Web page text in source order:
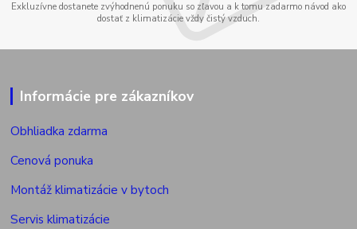
Exkluzívne dostanete zvýhodnenú ponuku so zľavou a k tomu zadarmo návod ako
dostať z klimatizácie vždy čistý vzduch.
Informácie pre zákazníkov
Obhliadka zdarma
Cenová ponuka
Montáž klimatizácie v bytoch
Servis klimatizácie